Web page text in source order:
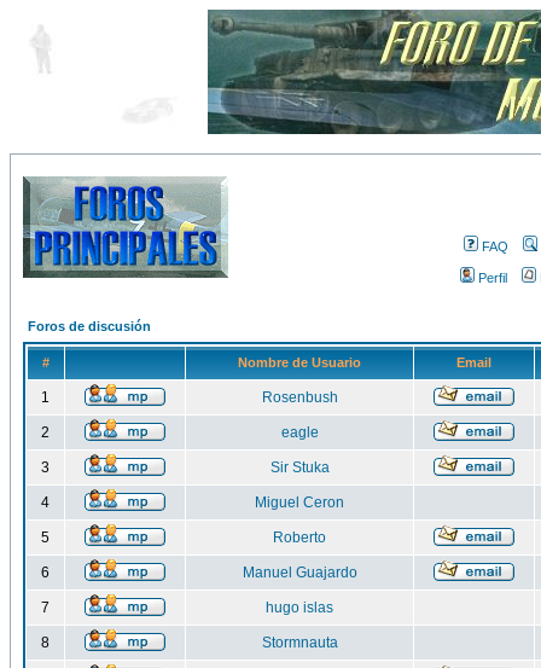
FAQ
Perfil
Foros de discusión
# Nombre de Usuario Email
1 Rosenbush
2 eagle
3 Sir Stuka
4 Miguel Ceron
5 Roberto
6 Manuel Guajardo
7 hugo islas
8 Stormnauta